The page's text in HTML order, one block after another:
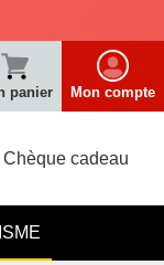
panier Mon compte
Chèque cadeau